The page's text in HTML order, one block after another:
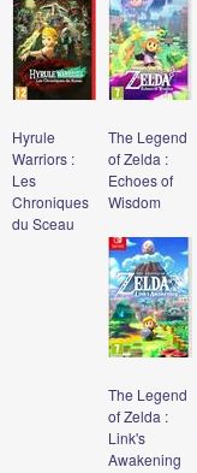
Hyrule
Warriors :
Les
Chroniques
du Sceau
The Legend
of Zelda :
Echoes of
Wisdom
The Legend
of Zelda :
Link's
Awakening